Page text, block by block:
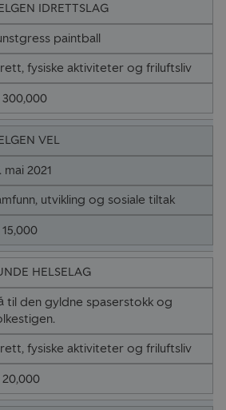
IDRETTSLAG
paintball
fysiske aktiviteter og friluftsliv
300,000
VEL
mai 2021
utvikling og sosiale tiltak
HELSELAG
til den gyldne spaserstokk og
fysiske aktiviteter og friluftsliv
20,000